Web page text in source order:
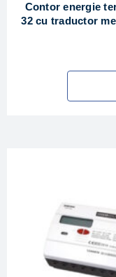
Contor energie
32 cu traductor